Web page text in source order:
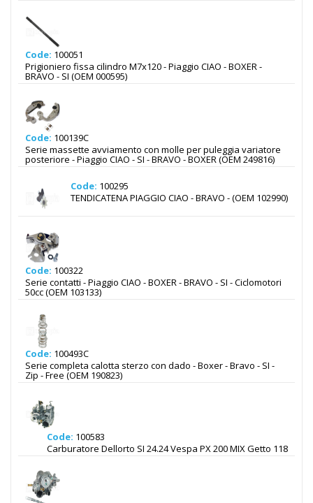
Code: 100051
Prigioniero fissa cilindro M7x120 - Piaggio CIAO - BOXER -
BRAVO - SI (OEM 000595)
Code: 100139C
Serie massette avviamento con molle per puleggia variatore
posteriore - Piaggio CIAO - SI - BRAVO - BOXER (OEM 249816)
Code: 100295
TENDICATENA PIAGGIO CIAO - BRAVO - (OEM 102990)
Code: 100322
Serie contatti - Piaggio CIAO - BOXER - BRAVO - SI - Ciclomotori
50cc (OEM 103133)
Code: 100493C
Serie completa calotta sterzo con dado - Boxer - Bravo - SI -
Zip - Free (OEM 190823)
Code: 100583
Carburatore Dellorto SI 24.24 Vespa PX 200 MIX Getto 118